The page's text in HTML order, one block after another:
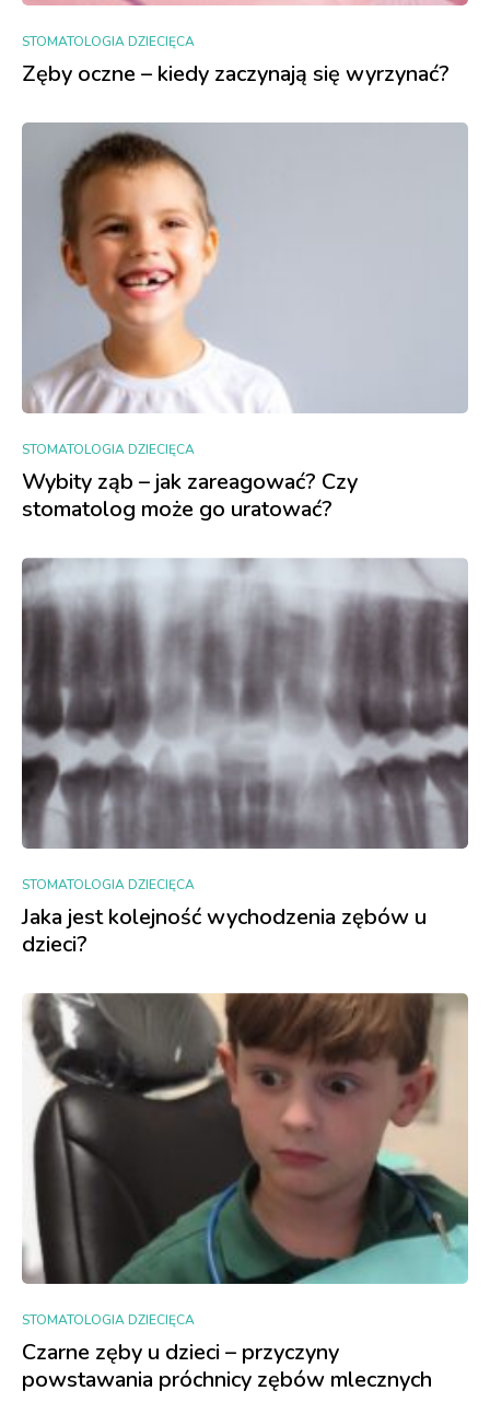
STOMATOLOGIA DZIECIĘCA
Zęby oczne – kiedy zaczynają się wyrzynać?
STOMATOLOGIA DZIECIĘCA
Wybity ząb – jak zareagować? Czy
stomatolog może go uratować?
STOMATOLOGIA DZIECIĘCA
Jaka jest kolejność wychodzenia zębów u
dzieci?
STOMATOLOGIA DZIECIĘCA
Czarne zęby u dzieci – przyczyny
powstawania próchnicy zębów mlecznych